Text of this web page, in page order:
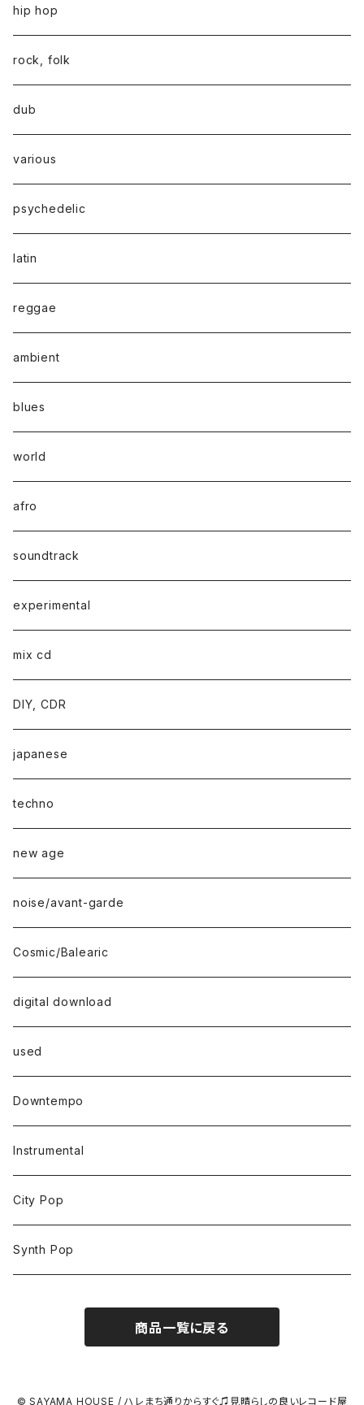
hip hop
rock, folk
dub
various
psychedelic
latin
reggae
ambient
blues
world
afro
soundtrack
experimental
mix cd
DIY, CDR
japanese
techno
new age
noise/avant-garde
Cosmic/Balearic
digital download
used
Downtempo
Instrumental
City Pop
Synth Pop
商品一覧に戻る
© SAYAMA HOUSE / ハレまち通りからすぐ♫見晴らしの良いレコード屋